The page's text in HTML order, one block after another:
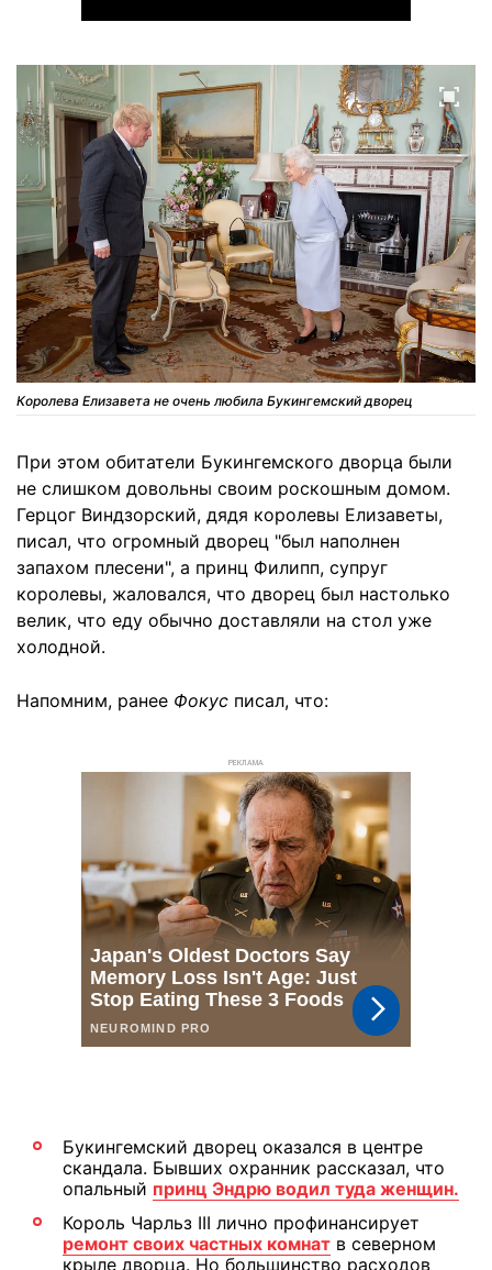
Королева Елизавета не очень любила Букингемский дворец
При этом обитатели Букингемского дворца были
не слишком довольны своим роскошным домом.
Герцог Виндзорский, дядя королевы Елизаветы,
писал, что огромный дворец "был наполнен
запахом плесени", а принц Филипп, супруг
королевы, жаловался, что дворец был настолько
велик, что еду обычно доставляли на стол уже
холодной.
Напомним, ранее Фокус писал, что:
РЕКЛАМА
Букингемский дворец оказался в центре
скандала. Бывших охранник рассказал, что
опальный принц Эндрю водил туда женщин.
Король Чарльз III лично профинансирует
ремонт своих частных комнат в северном
крыле дворца. Но большинство расходов